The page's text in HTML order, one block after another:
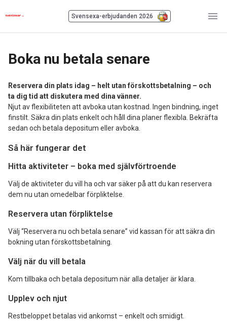
Svensexa-erbjudanden 2026
Boka nu betala senare
Reservera din plats idag – helt utan förskottsbetalning – och
ta dig tid att diskutera med dina vänner.
Njut av flexibiliteten att avboka utan kostnad. Ingen bindning, inget
finstilt. Säkra din plats enkelt och håll dina planer flexibla. Bekräfta
sedan och betala depositum eller avboka.
Så här fungerar det
Hitta aktiviteter – boka med självförtroende
Välj de aktiviteter du vill ha och var säker på att du kan reservera
dem nu utan omedelbar förpliktelse.
Reservera utan förpliktelse
Välj “Reservera nu och betala senare” vid kassan för att säkra din
bokning utan förskottsbetalning.
Välj när du vill betala
Kom tillbaka och betala depositum när alla detaljer är klara.
Upplev och njut
Restbeloppet betalas vid ankomst – enkelt och smidigt.